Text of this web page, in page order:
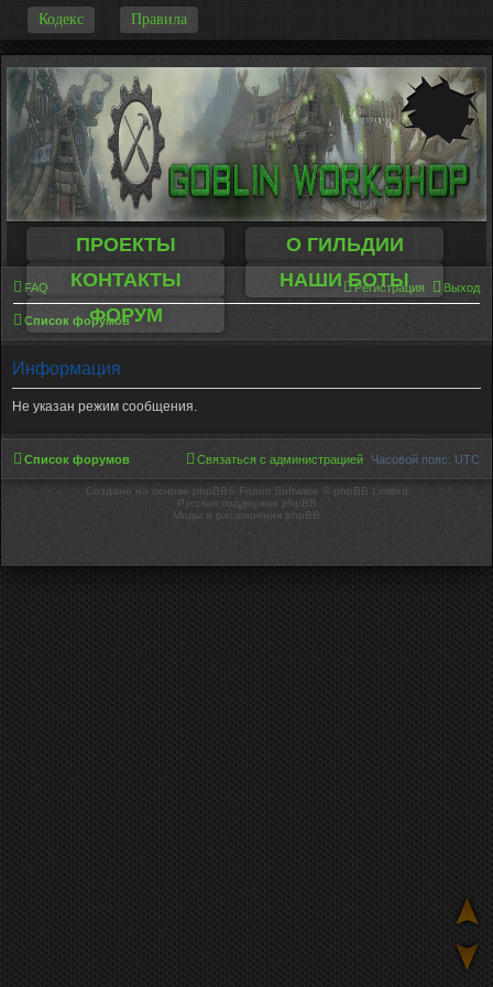
Кодекс Правила
ПРОЕКТЫ
О ГИЛЬДИИ
КОНТАКТЫ
НАШИ БОТЫ
ФОРУМ
FAQ Выход
Регистрация
Список форумов
Информация
Не указан режим сообщения.
Список форумов Часовой пояс: UTC
Связаться с администрацией
Создано на основе phpBB® Forum Software © phpBB Limited
Русская поддержка phpBB
Моды и расширения phpBB